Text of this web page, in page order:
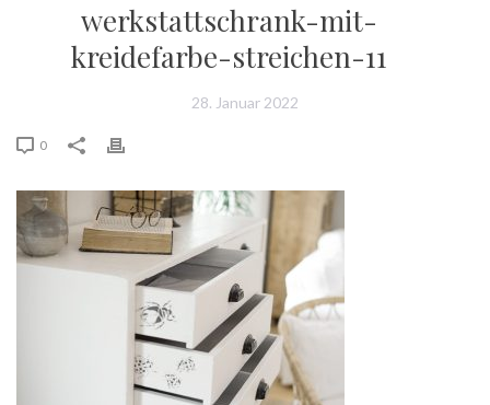
werkstattschrank-mit-
kreidefarbe-streichen-11
28. Januar 2022
0